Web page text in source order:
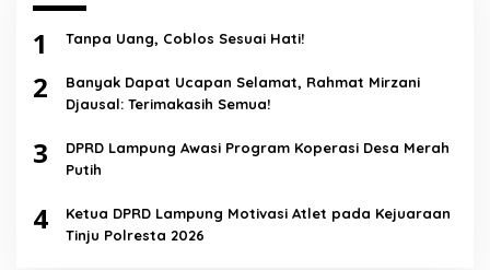
1 Tanpa Uang, Coblos Sesuai Hati!
2
Banyak Dapat Ucapan Selamat, Rahmat Mirzani
Djausal: Terimakasih Semua!
3
DPRD Lampung Awasi Program Koperasi Desa Merah
Putih
4
Ketua DPRD Lampung Motivasi Atlet pada Kejuaraan
Tinju Polresta 2026